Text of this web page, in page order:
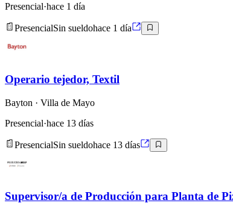
Presencial·hace 1 día
PresencialSin sueldohace 1 día
Operario tejedor, Textil
Bayton · Villa de Mayo
Presencial·hace 13 días
PresencialSin sueldohace 13 días
Supervisor/a de Producción para Planta de